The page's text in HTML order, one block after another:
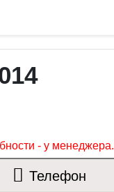
- у менеджера.
Телефон